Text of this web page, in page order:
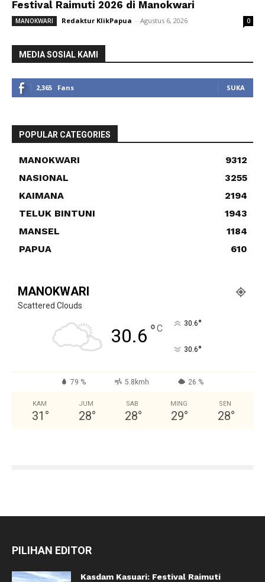
Festival Raimuti 2026 di Manokwari
MANOKWARI Redaktur KlikPapua - Agustus 6, 2026 0
MEDIA SOSIAL KAMI
2,365 Fans SUKA
POPULAR CATEGORIES
MANOKWARI
9312
NASIONAL
3255
KAIMANA
2194
TELUK BINTUNI
1943
MANSEL
1184
PAPUA
610
MANOKWARI
Scattered Clouds
30.6 °C 30.6°
30.6°
79 % 5.8kmh 26 %
KAM
31 °
JUM
28°
SAB
28°
MING
29°
SEN
28°
PILIHAN EDITOR
Kasdam Kasuari: Festival Raimuti